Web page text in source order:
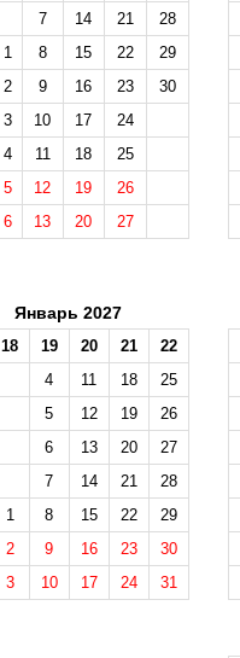
7 14 21
28
1 8 15 22
29
2 9 16 23
30
3 10 17
24
4 11 18
25
5 12 19
26
6 13 20 27
Январь 2027
18 19 20 21
22
4 11 18
25
5 12 19
26
6 13 20
27
7 14 21
28
1 8 15 22
29
2 9 16 23
30
3 10 17 24 31